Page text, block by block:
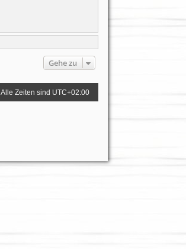
Gehe zu
Alle Zeiten sind UTC+02:00